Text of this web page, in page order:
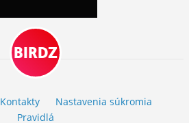
BIRDZ
Kontakty
Nastavenia súkromia
Pravidlá